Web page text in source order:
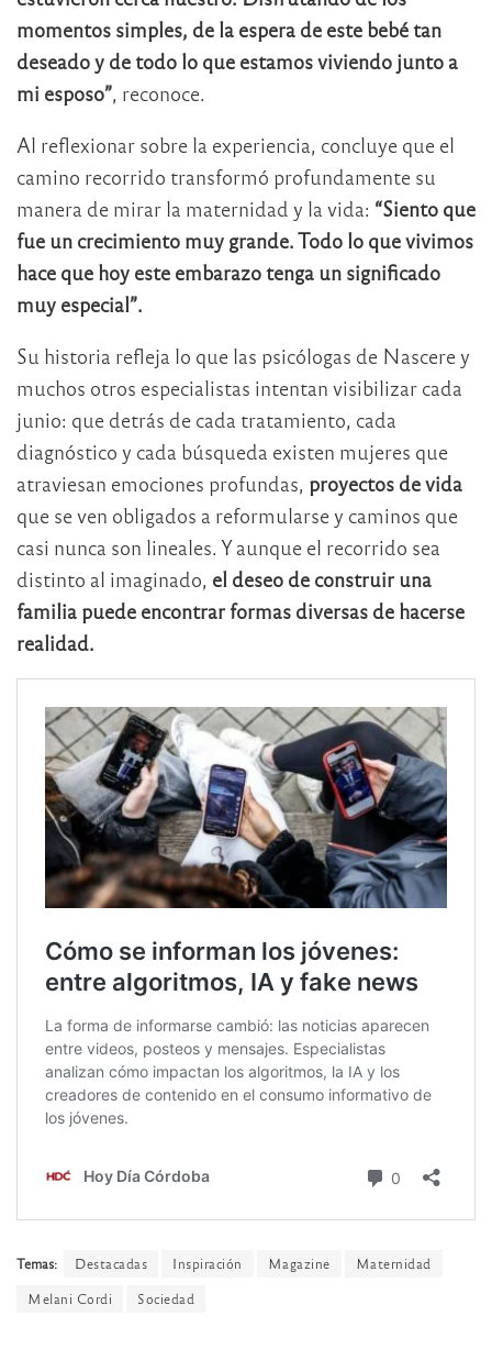
momentos simples, de la espera de este bebé tan
deseado y de todo lo que estamos viviendo junto a
mi esposo”, reconoce.
Al reflexionar sobre la experiencia, concluye que el
camino recorrido transformó profundamente su
manera de mirar la maternidad y la vida: “Siento que
fue un crecimiento muy grande. Todo lo que vivimos
hace que hoy este embarazo tenga un significado
muy especial”.
Su historia refleja lo que las psicólogas de Nascere y
muchos otros especialistas intentan visibilizar cada
junio: que detrás de cada tratamiento, cada
diagnóstico y cada búsqueda existen mujeres que
atraviesan emociones profundas, proyectos de vida
que se ven obligados a reformularse y caminos que
casi nunca son lineales. Y aunque el recorrido sea
distinto al imaginado, el deseo de construir una
familia puede encontrar formas diversas de hacerse
realidad.
Temas: Destacadas Inspiración Magazine
Maternidad
Melani Cordi
Sociedad